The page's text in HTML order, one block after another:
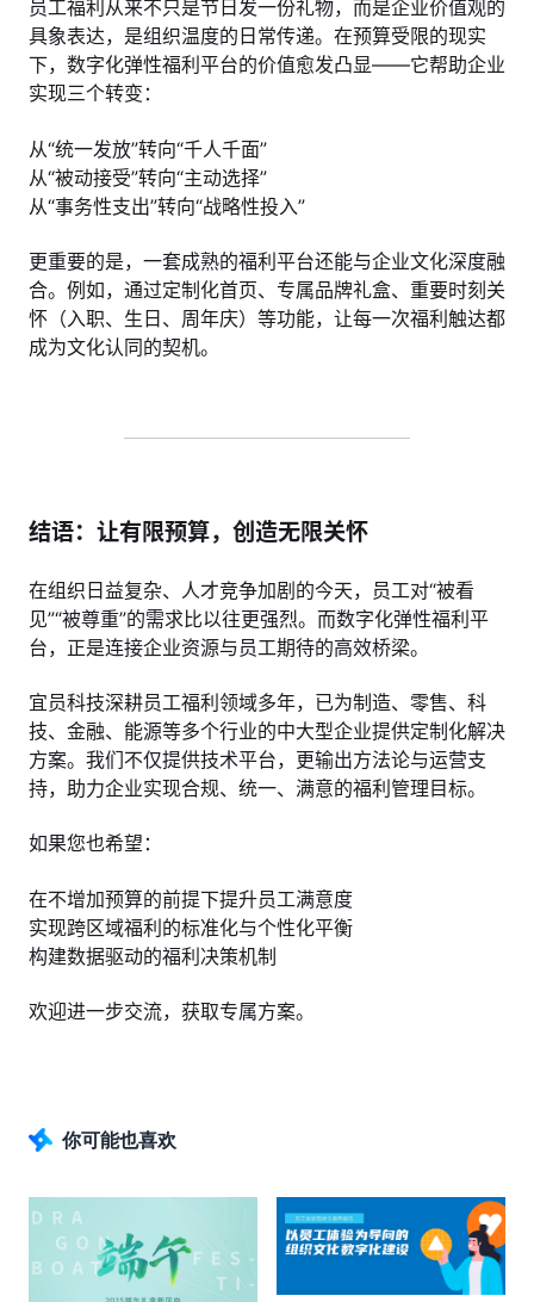
员工福利从来不只是节日发一份礼物，而是企业价值观的
具象表达，是组织温度的日常传递。在预算受限的现实
下，数字化弹性福利平台的价值愈发凸显——它帮助企业
实现三个转变：
从“统一发放”转向“千人千面”
从“被动接受”转向“主动选择”
从“事务性支出”转向“战略性投入”
更重要的是，一套成熟的福利平台还能与企业文化深度融
合。例如，通过定制化首页、专属品牌礼盒、重要时刻关
怀（入职、生日、周年庆）等功能，让每一次福利触达都
成为文化认同的契机。
结语：让有限预算，创造无限关怀
在组织日益复杂、人才竞争加剧的今天，员工对“被看
见”“被尊重”的需求比以往更强烈。而数字化弹性福利平
台，正是连接企业资源与员工期待的高效桥梁。
宜员科技深耕员工福利领域多年，已为制造、零售、科
技、金融、能源等多个行业的中大型企业提供定制化解决
方案。我们不仅提供技术平台，更输出方法论与运营支
持，助力企业实现合规、统一、满意的福利管理目标。
如果您也希望：
在不增加预算的前提下提升员工满意度
实现跨区域福利的标准化与个性化平衡
构建数据驱动的福利决策机制
欢迎进一步交流，获取专属方案。
你可能也喜欢